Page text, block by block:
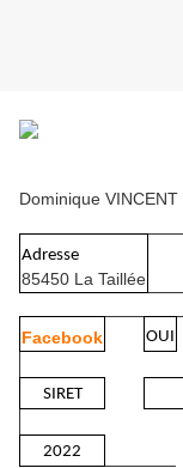
Dominique
Adresse
85450 La Taillée
Facebook OUI
SIRET
2022